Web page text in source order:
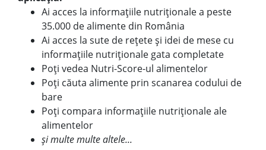
Ai acces la informațiile nutriționale a peste
35.000 de alimente din România
Ai acces la sute de rețete și idei de mese cu
informațiile nutriționale gata completate
Poți vedea Nutri-Score-ul alimentelor
Poți căuta alimente prin scanarea codului de
bare
Poți compara informațiile nutriționale ale
alimentelor
și multe multe altele...